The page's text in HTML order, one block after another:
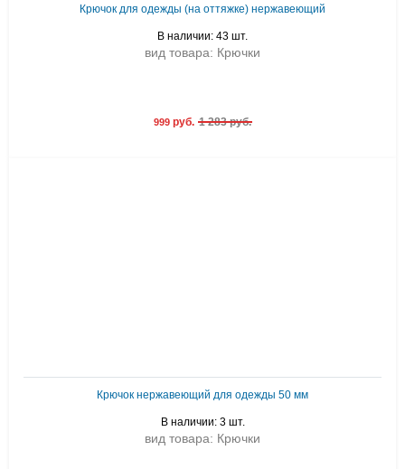
Крючок для одежды (на оттяжке) нержавеющий
В наличии: 43 шт.
вид товара: Крючки
999 руб. 1 283 руб.
Крючок нержавеющий для одежды 50 мм
В наличии: 3 шт.
вид товара: Крючки